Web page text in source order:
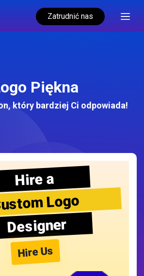
Zatrudnić nas
Piękna
który bardziej Ci odpowiada!
Hire a
Logo
Designer
Hire Us